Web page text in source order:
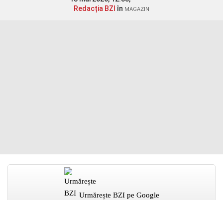
Redacția BZI în MAGAZIN
Urmărește BZI pe Google